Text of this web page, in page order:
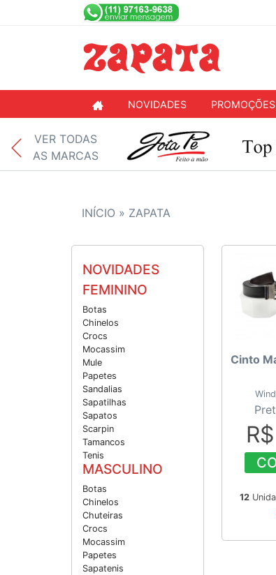
NOVIDADES PROMOÇÕES
VER TODAS
AS MARCAS
INÍCIO » ZAPATA
NOVIDADES
FEMININO
Botas
Chinelos
Crocs
Mocassim
Mule
Papetes
Sandalias
Sapatilhas
Sapatos
Scarpin
Tamancos
Tenis
MASCULINO
Botas
Chinelos
Chuteiras
Crocs
Mocassim
Papetes
Sapatenis
Cinto
12